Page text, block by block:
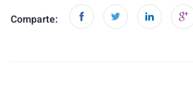
Comparte: